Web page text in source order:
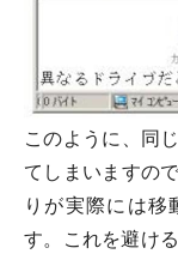
このように、同
てしまいますの
りが実際には移
す。これを避け